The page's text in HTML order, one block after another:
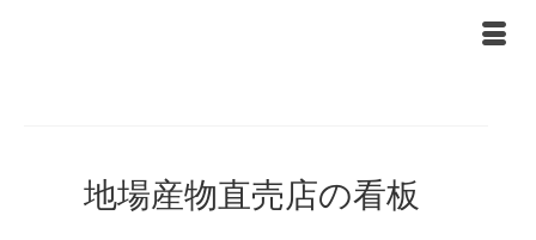
地場産物直売店の看板